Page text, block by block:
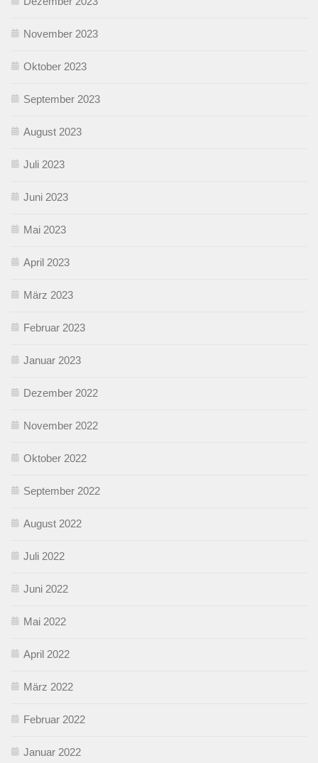
November 2023
Oktober 2023
September 2023
August 2023
Juli 2023
Juni 2023
Mai 2023
April 2023
März 2023
Februar 2023
Januar 2023
Dezember 2022
November 2022
Oktober 2022
September 2022
August 2022
Juli 2022
Juni 2022
Mai 2022
April 2022
März 2022
Februar 2022
Januar 2022